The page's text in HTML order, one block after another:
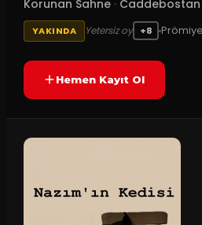
Korunan Sahne · Caddebostan
YAKINDA Yetersiz oy +8
Hemen Kayıt Ol